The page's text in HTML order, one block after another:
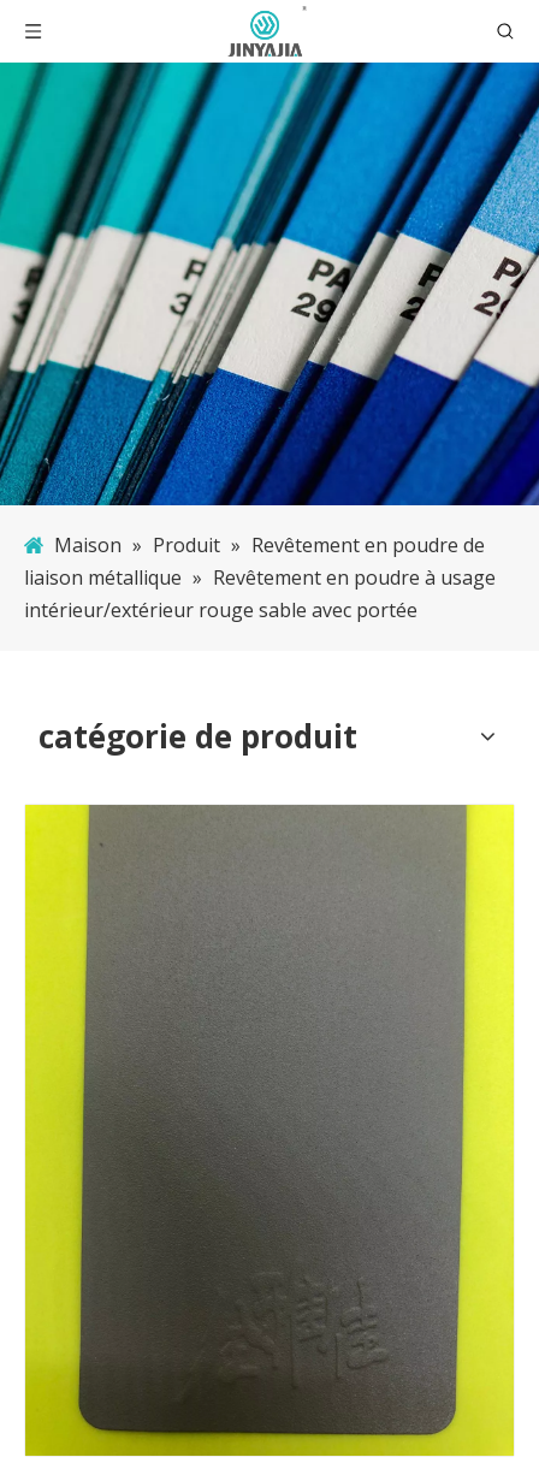
Maison » Produit » Revêtement en poudre de
liaison métallique » Revêtement en poudre à usage
intérieur/extérieur rouge sable avec portée
catégorie de produit